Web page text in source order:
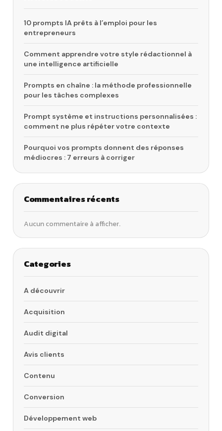
10 prompts IA prêts à l’emploi pour les
entrepreneurs
Comment apprendre votre style rédactionnel à
une intelligence artificielle
Prompts en chaîne : la méthode professionnelle
pour les tâches complexes
Prompt système et instructions personnalisées :
comment ne plus répéter votre contexte
Pourquoi vos prompts donnent des réponses
médiocres : 7 erreurs à corriger
Commentaires récents
Aucun commentaire à afficher.
Categories
A découvrir
Acquisition
Audit digital
Avis clients
Contenu
Conversion
Développement web